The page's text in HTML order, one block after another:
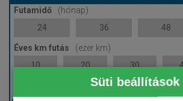
Süti beállítások
Futamidő
(hónap)
24
36 48
Éves km futás
(ezer km)
10
20 30